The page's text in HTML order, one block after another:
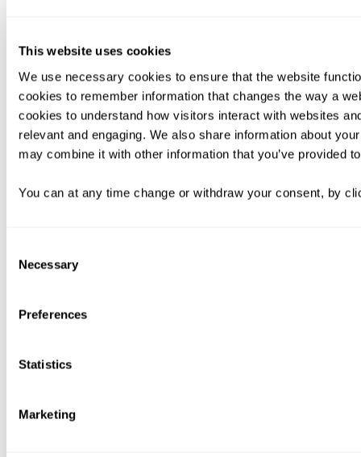
This website uses cookies
We use necessary cookies to ensure that the website
cookies to remember information that changes the way a
cookies to understand how visitors interact with websites
relevant and engaging. We also share information about
may combine it with other information that you’ve provided
You can at any time change or withdraw your consent, by
Selection
Necessary
Preferences
Statistics
Marketing